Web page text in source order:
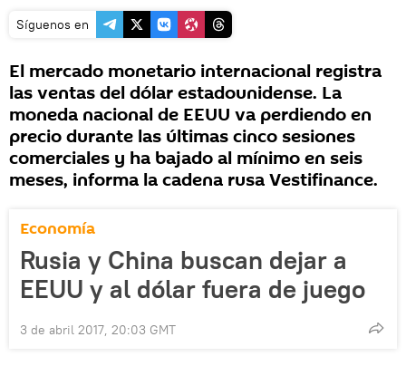
Síguenos en
El mercado monetario internacional registra
las ventas del dólar estadounidense. La
moneda nacional de EEUU va perdiendo en
precio durante las últimas cinco sesiones
comerciales y ha bajado al mínimo en seis
meses, informa la cadena rusa Vestifinance.
Economía
Rusia y China buscan dejar a
EEUU y al dólar fuera de juego
3 de abril 2017, 20:03 GMT